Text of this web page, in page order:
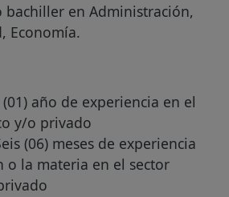
bachiller en Administración,
Economía.
(01) año de experiencia en el
y/o privado
(06) meses de experiencia
o la materia en el sector